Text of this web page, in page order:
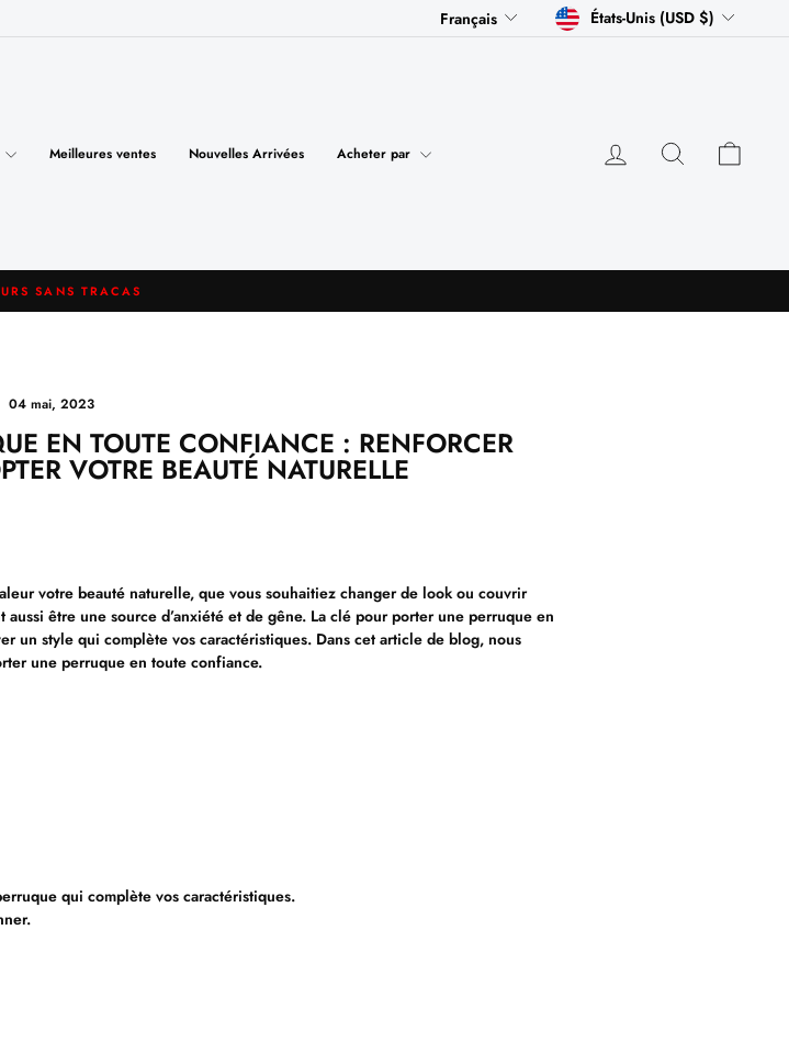
LANGUE
Français DEVISEÉtats-Unis (USD $)
Meilleures ventes Nouvelles Arrivées Acheter par Se connecterRechercher
Diaporama
SANS TRACAS
04 mai, 2023
EN TOUTE CONFIANCE : RENFORCER
VOTRE BEAUTÉ NATURELLE
votre beauté naturelle, que vous souhaitiez changer de look ou couvrir
être une source d’anxiété et de gêne. La clé pour porter une perruque en
un style qui complète vos caractéristiques. Dans cet article de blog, nous
une perruque en toute confiance.
qui complète vos caractéristiques.